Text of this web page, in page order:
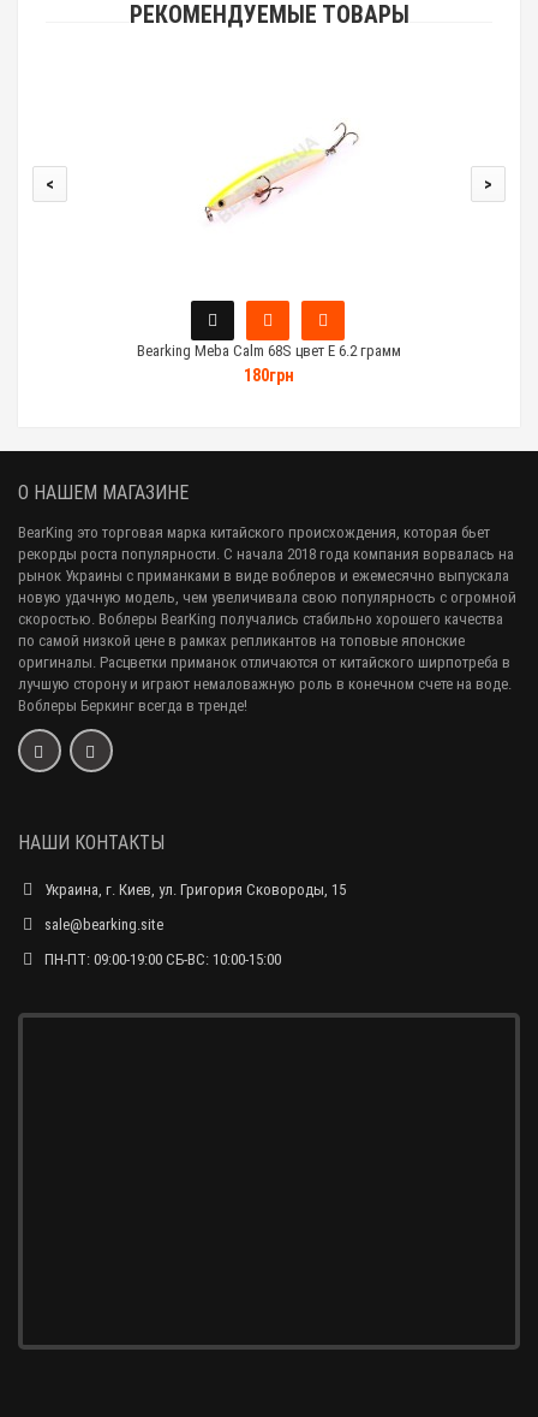
РЕКОМЕНДУЕМЫЕ ТОВАРЫ
Bearking Meba Calm 68S цвет E 6.2 грамм
180грн
< >
О НАШЕМ МАГАЗИНЕ
BearKing это торговая марка китайского происхождения, которая бьет
рекорды роста популярности. С начала 2018 года компания ворвалась на
рынок Украины с приманками в виде воблеров и ежемесячно выпускала
новую удачную модель, чем увеличивала свою популярность с огромной
скоростью. Воблеры BearKing получались стабильно хорошего качества
по самой низкой цене в рамках репликантов на топовые японские
оригиналы. Расцветки приманок отличаются от китайского ширпотреба в
лучшую сторону и играют немаловажную роль в конечном счете на воде.
Воблеры Беркинг всегда в тренде!
НАШИ КОНТАКТЫ
Украина, г. Киев, ул. Григория Сковороды, 15
sale@bearking.site
ПН-ПТ: 09:00-19:00 СБ-ВС: 10:00-15:00